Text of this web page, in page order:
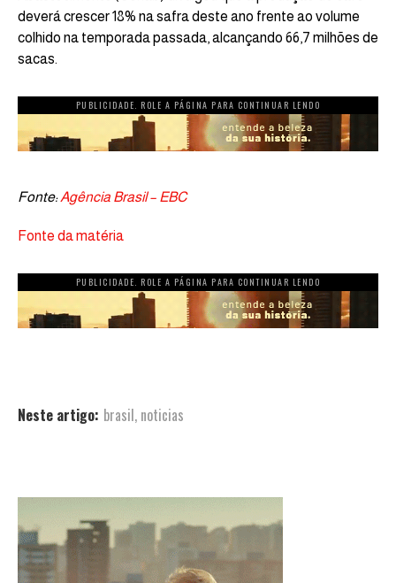
deverá crescer 18% na safra deste ano frente ao volume
colhido na temporada passada, alcançando 66,7 milhões de
sacas.
PUBLICIDADE. ROLE A PÁGINA PARA CONTINUAR LENDO
Fonte:Agência Brasil – EBC
Fonte da matéria
PUBLICIDADE. ROLE A PÁGINA PARA CONTINUAR LENDO
Neste artigo: brasil, noticias